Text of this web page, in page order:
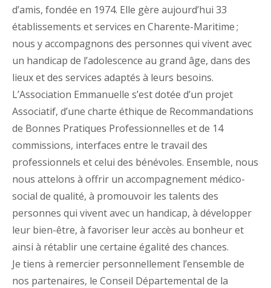
d’amis, fondée en 1974. Elle gère aujourd’hui 33
établissements et services en Charente-Maritime ;
nous y accompagnons des personnes qui vivent avec
un handicap de l’adolescence au grand âge, dans des
lieux et des services adaptés à leurs besoins.
L’Association Emmanuelle s’est dotée d’un projet
Associatif, d’une charte éthique de Recommandations
de Bonnes Pratiques Professionnelles et de 14
commissions, interfaces entre le travail des
professionnels et celui des bénévoles. Ensemble, nous
nous attelons à offrir un accompagnement médico-
social de qualité, à promouvoir les talents des
personnes qui vivent avec un handicap, à développer
leur bien-être, à favoriser leur accès au bonheur et
ainsi à rétablir une certaine égalité des chances.
Je tiens à remercier personnellement l’ensemble de
nos partenaires, le Conseil Départemental de la